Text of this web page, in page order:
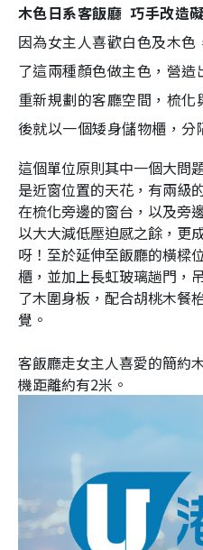
木色日系客飯廳 巧手改造
因為女主人喜歡白色及木
了這兩種顏色做主色，營
重新規劃的客廳空間，梳
後就以一個矮身儲物櫃，分
這個單位原則其中一個大問
是近窗位置的天花，有兩級
在梳化旁邊的窗台，以及旁
以大大減低壓迫感之餘，更
呀！至於延伸至飯廳的橫樑
櫃，並加上長虹玻璃趟門，
了木圍身板，配合胡桃木餐
覺。
客飯廳走女主人喜愛的簡約
機距離約有2米。